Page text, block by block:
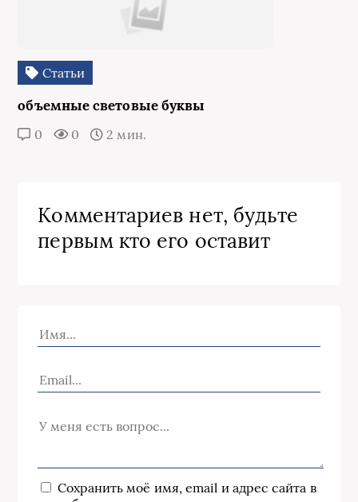
Статьи
объемные световые буквы
0 0 2 мин.
Комментариев нет, будьте
первым кто его оставит
Сохранить моё имя, email и адрес сайта в